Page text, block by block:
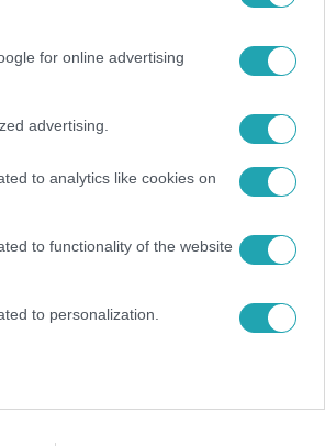
for online advertising
advertising.
to analytics like cookies on
to functionality of the website
to personalization.
to security, including
and other user protection.